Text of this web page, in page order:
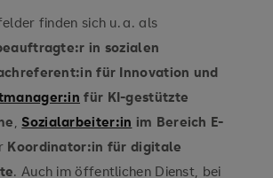
finden sich u. a. als
in sozialen
für Innovation und
für KI-gestützte
, Sozialarbeiter:in im Bereich E-
Koordinator:in für digitale
. Auch im öffentlichen Dienst, bei